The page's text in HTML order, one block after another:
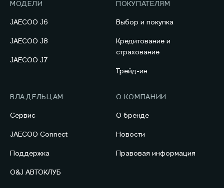
МОДЕЛИ
JAECOO J6
JAECOO J8
JAECOO J7
ПОКУПАТЕЛЯМ
Выбор и покупка
Кредитование и
страхование
Трейд-ин
ВЛАДЕЛЬЦАМ
Сервис
JAECOO Connect
Поддержка
O&J АВТОКЛУБ
О КОМПАНИИ
О бренде
Новости
Правовая информация